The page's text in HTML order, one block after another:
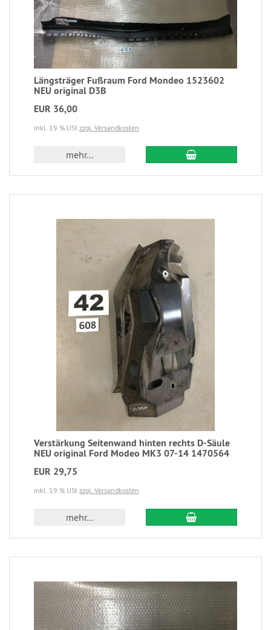
Längsträger Fußraum Ford Mondeo 1523602
NEU original D3B
EUR 36,00
inkl. 19 % USt zzgl. Versandkosten
mehr...
Verstärkung Seitenwand hinten rechts D-Säule
NEU original Ford Modeo MK3 07-14 1470564
EUR 29,75
inkl. 19 % USt zzgl. Versandkosten
mehr...